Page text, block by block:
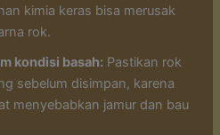
kimia keras bisa merusak
rok.
kondisi basah: Pastikan rok
sebelum disimpan, karena
menyebabkan jamur dan bau